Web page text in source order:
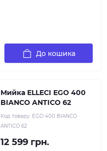
До кошика
Мийка ELLECI EGO 400
BIANCO ANTICO 62
Код товару: EGO 400 BIANCO
ANTICO 62
12 599 грн.